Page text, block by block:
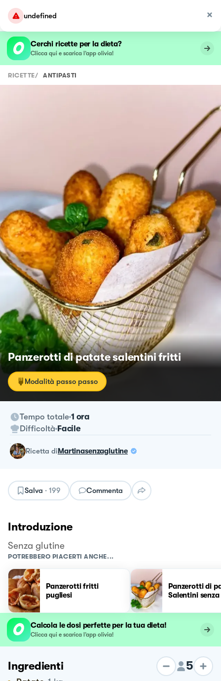
undefined
Cerchi ricette per la dieta?
Clicca qui e scarica l’app olivia!
RICETTE/ ANTIPASTI
Panzerotti di patate salentini fritti
Modalità passo passo
Tempo totale 1 ora
Difficoltà Facile
ricetta diMartinasenzaglutine
Salva · 199 Commenta
Introduzione
Senza glutine
POTREBBERO PIACERTI ANCHE...
Panzerotti fritti
pugliesi
Panzerotti di
Salentini
Calcola le dosi perfette per la tua dieta!
Clicca qui e scarica l’app olivia!
Ingredienti 5